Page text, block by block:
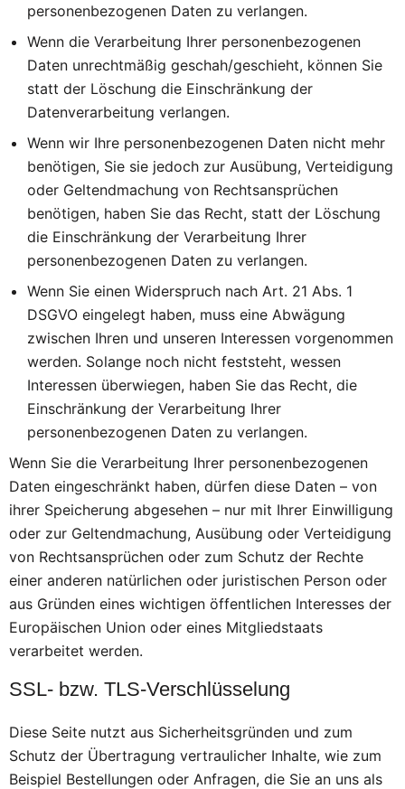
personenbezogenen Daten zu verlangen.
Wenn die Verarbeitung Ihrer personenbezogenen
Daten unrechtmäßig geschah/geschieht, können Sie
statt der Löschung die Einschränkung der
Datenverarbeitung verlangen.
Wenn wir Ihre personenbezogenen Daten nicht mehr
benötigen, Sie sie jedoch zur Ausübung, Verteidigung
oder Geltendmachung von Rechtsansprüchen
benötigen, haben Sie das Recht, statt der Löschung
die Einschränkung der Verarbeitung Ihrer
personenbezogenen Daten zu verlangen.
Wenn Sie einen Widerspruch nach Art. 21 Abs. 1
DSGVO eingelegt haben, muss eine Abwägung
zwischen Ihren und unseren Interessen vorgenommen
werden. Solange noch nicht feststeht, wessen
Interessen überwiegen, haben Sie das Recht, die
Einschränkung der Verarbeitung Ihrer
personenbezogenen Daten zu verlangen.
Wenn Sie die Verarbeitung Ihrer personenbezogenen
Daten eingeschränkt haben, dürfen diese Daten – von
ihrer Speicherung abgesehen – nur mit Ihrer Einwilligung
oder zur Geltendmachung, Ausübung oder Verteidigung
von Rechtsansprüchen oder zum Schutz der Rechte
einer anderen natürlichen oder juristischen Person oder
aus Gründen eines wichtigen öffentlichen Interesses der
Europäischen Union oder eines Mitgliedstaats
verarbeitet werden.
SSL- bzw. TLS-Verschlüsselung
Diese Seite nutzt aus Sicherheitsgründen und zum
Schutz der Übertragung vertraulicher Inhalte, wie zum
Beispiel Bestellungen oder Anfragen, die Sie an uns als